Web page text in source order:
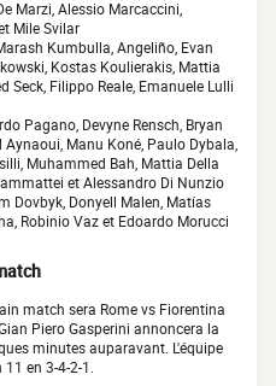
Marzi, Alessio Marcaccini,
Mile Svilar
Kumbulla, Angeliño, Evan
Kostas Koulierakis, Mattia
Seck, Filippo Reale, Emanuele Lulli
Pagano, Devyne Rensch, Bryan
Manu Koné, Paulo Dybala,
Muhammed Bah, Mattia Della
et Alessandro Di Nunzio
Dovbyk, Donyell Malen, Matías
Robinio Vaz et Edoardo Morucci
match sera Rome vs Fiorentina
Piero Gasperini annoncera la
minutes auparavant. L'équipe
en 3-4-2-1.